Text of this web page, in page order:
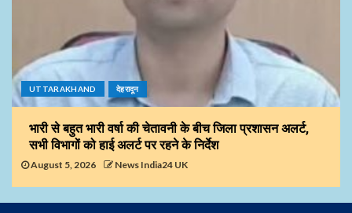
UTTARAKHAND देहरादून
भारी से बहुत भारी वर्षा की चेतावनी के बीच जिला प्रशासन अलर्ट,
सभी विभागों को हाई अलर्ट पर रहने के निर्देश
August 5, 2026 News India24 UK